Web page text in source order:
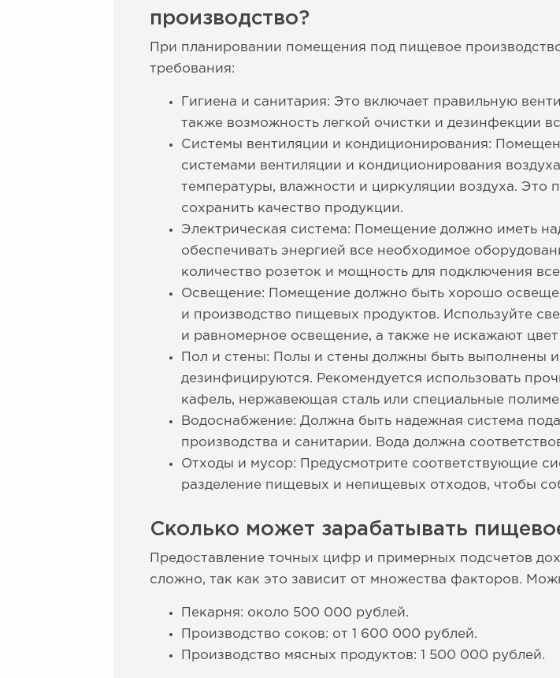
производство?
При планировании помещения под пищевое
требования:
Гигиена и санитария: Это включает правильную
также возможность легкой очистки и дезинфекции
Системы вентиляции и кондиционирования:
системами вентиляции и кондиционирования
температуры, влажности и циркуляции воздуха. Это
сохранить качество продукции.
Электрическая система: Помещение должно иметь
обеспечивать энергией все необходимое
количество розеток и мощность для подключения
Освещение: Помещение должно быть хорошо
и производство пищевых продуктов. Используйте
и равномерное освещение, а также не искажают
Пол и стены: Полы и стены должны быть выполнены
дезинфицируются. Рекомендуется использовать
кафель, нержавеющая сталь или специальные
Водоснабжение: Должна быть надежная система
производства и санитарии. Вода должна
Отходы и мусор: Предусмотрите соответствующие
разделение пищевых и непищевых отходов, чтобы
Сколько может зарабатывать
Предоставление точных цифр и примерных подсчетов
сложно, так как это зависит от множества факторов.
Пекарня: около 500 000 рублей.
Производство соков: от 1 600 000 рублей.
Производство мясных продуктов: 1 500 000 рублей.